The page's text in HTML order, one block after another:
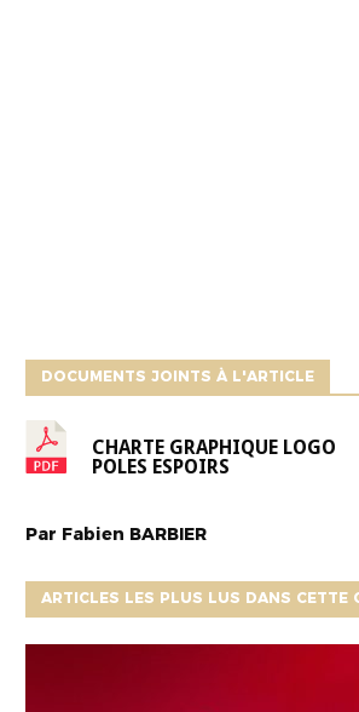
DOCUMENTS JOINTS À L'ARTICLE
CHARTE GRAPHIQUE LOGO
POLES ESPOIRS
Par Fabien BARBIER
ARTICLES LES PLUS LUS DANS CETTE